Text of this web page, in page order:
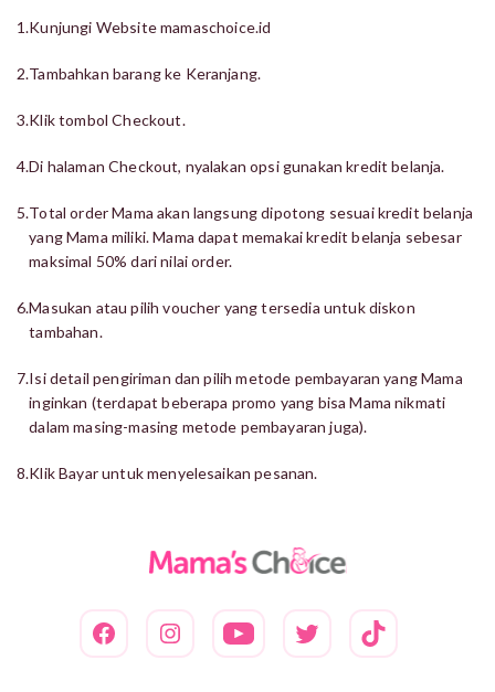
1.Kunjungi Websitemamaschoice.id
2.Tambahkan barang ke Keranjang.
3.Klik tombol Checkout.
4.Di halaman Checkout, nyalakan opsi gunakan kredit belanja.
5.Total order Mama akan langsung dipotong sesuai kredit belanja
yang Mama miliki. Mama dapat memakai kredit belanja sebesar
maksimal 50% dari nilai order.
6.Masukan atau pilih voucher yang tersedia untuk diskon
tambahan.
7.Isi detail pengiriman dan pilih metode pembayaran yang Mama
inginkan (terdapat beberapa promo yang bisa Mama nikmati
dalam masing-masing metode pembayaran juga).
8.Klik Bayar untuk menyelesaikan pesanan.